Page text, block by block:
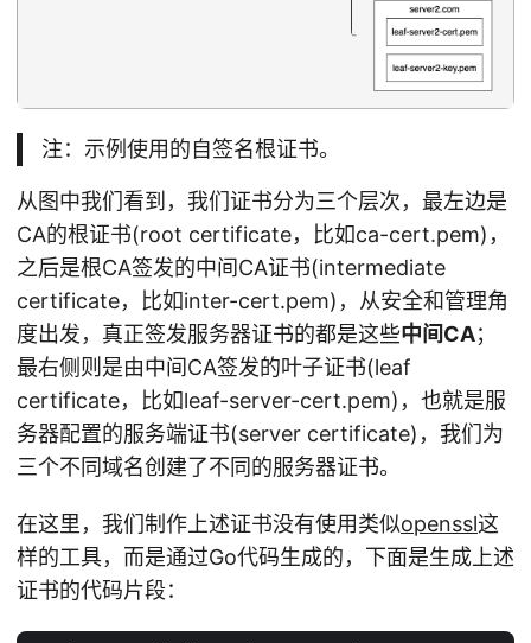
注：示例使用的自签名根证书。
从图中我们看到，我们证书分为三个层次，最左边是
CA的根证书(root certificate，比如ca-cert.pem)，
之后是根CA签发的中间CA证书(intermediate
certificate，比如inter-cert.pem)，从安全和管理角
度出发，真正签发服务器证书的都是这些中间CA；
最右侧则是由中间CA签发的叶子证书(leaf
certificate，比如leaf-server-cert.pem)，也就是服
务器配置的服务端证书(server certificate)，我们为
三个不同域名创建了不同的服务器证书。
在这里，我们制作上述证书没有使用类似openssl这
样的工具，而是通过Go代码生成的，下面是生成上述
证书的代码片段：